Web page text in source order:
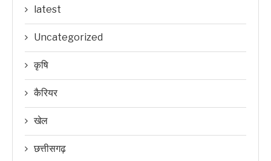
latest
Uncategorized
कृषि
कैरियर
खेल
छत्तीसगढ़